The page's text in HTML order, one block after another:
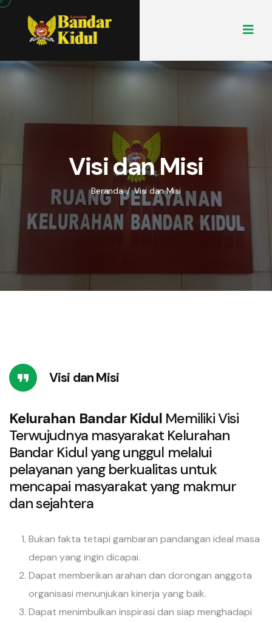
Visi dan Misi
Beranda / Visi dan Misi
Visi dan Misi
Kelurahan Bandar Kidul Memiliki Visi
Terwujudnya masyarakat Kelurahan
Bandar Kidul yang unggul melalui
pelayanan yang berkualitas untuk
mencapai masyarakat yang makmur
dan sejahtera
Bukan fakta tetapi gambaran pandangan ideal masa
depan yang ingin dicapai.
Dapat memberikan arahan dan dorongan anggota
organisasi menunjukan kinerja yang baik.
Dapat menimbulkan inspirasi dan siap menghadapi